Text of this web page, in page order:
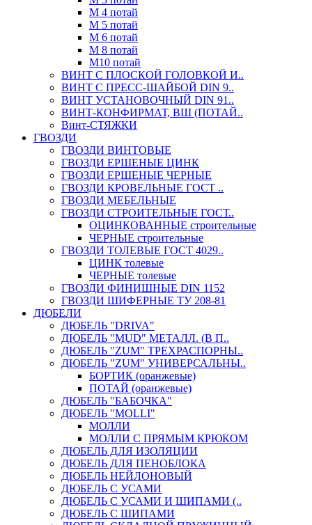
М 4 потай
М 5 потай
М 6 потай
М 8 потай
М10 потай
ВИНТ С ПЛОСКОЙ ГОЛОВКОЙ И..
ВИНТ С ПРЕСС-ШАЙБОЙ DIN 9..
ВИНТ УСТАНОВОЧНЫЙ DIN 91..
ВИНТ-КОНФИРМАТ, ВШ (ПОТАЙ..
Винт-СТЯЖКИ
ГВОЗДИ
ГВОЗДИ ВИНТОВЫЕ
ГВОЗДИ ЕРШЕНЫЕ ЦИНК
ГВОЗДИ ЕРШЕНЫЕ ЧЕРНЫЕ
ГВОЗДИ КРОВЕЛЬНЫЕ ГОСТ ..
ГВОЗДИ МЕБЕЛЬНЫЕ
ГВОЗДИ СТРОИТЕЛЬНЫЕ ГОСТ..
ОЦИНКОВАННЫЕ строительные
ЧЕРНЫЕ строительные
ГВОЗДИ ТОЛЕВЫЕ ГОСТ 4029..
ЦИНК толевые
ЧЕРНЫЕ толевые
ГВОЗДИ ФИНИШНЫЕ DIN 1152
ГВОЗДИ ШИФЕРНЫЕ ТУ 208-81
ДЮБЕЛИ
ДЮБЕЛЬ "DRIVA"
ДЮБЕЛЬ "MUD" МЕТАЛЛ. (В П..
ДЮБЕЛЬ "ZUM" ТРЕХРАСПОРНЫ..
ДЮБЕЛЬ "ZUM" УНИВЕРСАЛЬНЫ..
БОРТИК (оранжевые)
ПОТАЙ (оранжевые)
ДЮБЕЛЬ "БАБОЧКА"
ДЮБЕЛЬ "МOLLI"
МОЛЛИ
МОЛЛИ С ПРЯМЫМ КРЮКОМ
ДЮБЕЛЬ ДЛЯ ИЗОЛЯЦИИ
ДЮБЕЛЬ ДЛЯ ПЕНОБЛОКА
ДЮБЕЛЬ НЕЙЛОНОВЫЙ
ДЮБЕЛЬ С УСАМИ
ДЮБЕЛЬ С УСАМИ И ШИПАМИ (..
ДЮБЕЛЬ С ШИПАМИ